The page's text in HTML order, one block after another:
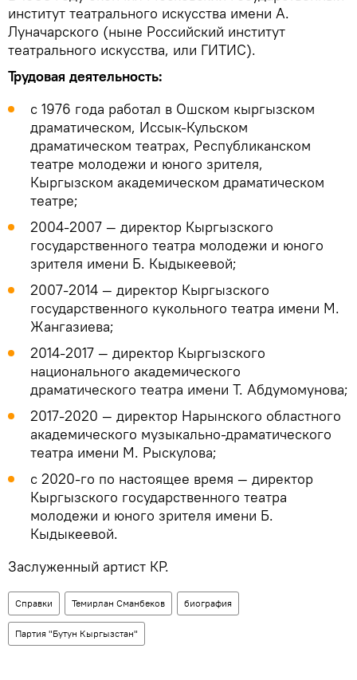
институт театрального искусства имени А.
Луначарского (ныне Российский институт
театрального искусства, или ГИТИС).
Трудовая деятельность:
с 1976 года работал в Ошском кыргызском
драматическом, Иссык-Кульском
драматическом театрах, Республиканском
театре молодежи и юного зрителя,
Кыргызском академическом драматическом
театре;
2004-2007 — директор Кыргызского
государственного театра молодежи и юного
зрителя имени Б. Кыдыкеевой;
2007-2014 — директор Кыргызского
государственного кукольного театра имени М.
Жангазиева;
2014-2017 — директор Кыргызского
национального академического
драматического театра имени Т. Абдумомунова;
2017-2020 — директор Нарынского областного
академического музыкально-драматического
театра имени М. Рыскулова;
с 2020-го по настоящее время — директор
Кыргызского государственного театра
молодежи и юного зрителя имени Б.
Кыдыкеевой.
Заслуженный артист КР.
Справки Темирлан Сманбеков биография
Партия "Бутун Кыргызстан"